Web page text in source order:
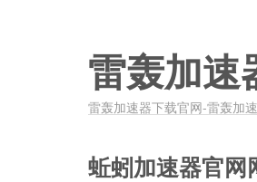
雷轰加速
雷轰加速器下载官网-雷轰加
蚯蚓加速器官网